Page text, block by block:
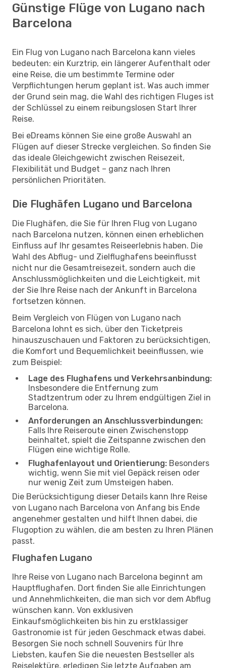
Günstige Flüge von Lugano nach
Barcelona
Ein Flug von Lugano nach Barcelona kann vieles
bedeuten: ein Kurztrip, ein längerer Aufenthalt oder
eine Reise, die um bestimmte Termine oder
Verpflichtungen herum geplant ist. Was auch immer
der Grund sein mag, die Wahl des richtigen Fluges ist
der Schlüssel zu einem reibungslosen Start Ihrer
Reise.
Bei eDreams können Sie eine große Auswahl an
Flügen auf dieser Strecke vergleichen. So finden Sie
das ideale Gleichgewicht zwischen Reisezeit,
Flexibilität und Budget – ganz nach Ihren
persönlichen Prioritäten.
Die Flughäfen Lugano und Barcelona
Die Flughäfen, die Sie für Ihren Flug von Lugano
nach Barcelona nutzen, können einen erheblichen
Einfluss auf Ihr gesamtes Reiseerlebnis haben. Die
Wahl des Abflug- und Zielflughafens beeinflusst
nicht nur die Gesamtreisezeit, sondern auch die
Anschlussmöglichkeiten und die Leichtigkeit, mit
der Sie Ihre Reise nach der Ankunft in Barcelona
fortsetzen können.
Beim Vergleich von Flügen von Lugano nach
Barcelona lohnt es sich, über den Ticketpreis
hinauszuschauen und Faktoren zu berücksichtigen,
die Komfort und Bequemlichkeit beeinflussen, wie
zum Beispiel:
Lage des Flughafens und Verkehrsanbindung:
Insbesondere die Entfernung zum
Stadtzentrum oder zu Ihrem endgültigen Ziel in
Barcelona.
Anforderungen an Anschlussverbindungen:
Falls Ihre Reiseroute einen Zwischenstopp
beinhaltet, spielt die Zeitspanne zwischen den
Flügen eine wichtige Rolle.
Flughafenlayout und Orientierung: Besonders
wichtig, wenn Sie mit viel Gepäck reisen oder
nur wenig Zeit zum Umsteigen haben.
Die Berücksichtigung dieser Details kann Ihre Reise
von Lugano nach Barcelona von Anfang bis Ende
angenehmer gestalten und hilft Ihnen dabei, die
Flugoption zu wählen, die am besten zu Ihren Plänen
passt.
Flughafen Lugano
Ihre Reise von Lugano nach Barcelona beginnt am
Hauptflughafen. Dort finden Sie alle Einrichtungen
und Annehmlichkeiten, die man sich vor dem Abflug
wünschen kann. Von exklusiven
Einkaufsmöglichkeiten bis hin zu erstklassiger
Gastronomie ist für jeden Geschmack etwas dabei.
Besorgen Sie noch schnell Souvenirs für Ihre
Liebsten, kaufen Sie die neuesten Bestseller als
Reiselektüre, erledigen Sie letzte Aufgaben am